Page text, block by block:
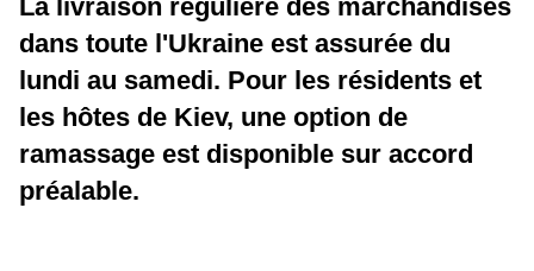
La livraison régulière des marchandises
dans toute l'Ukraine est assurée du
lundi au samedi. Pour les résidents et
les hôtes de Kiev, une option de
ramassage est disponible sur accord
préalable.